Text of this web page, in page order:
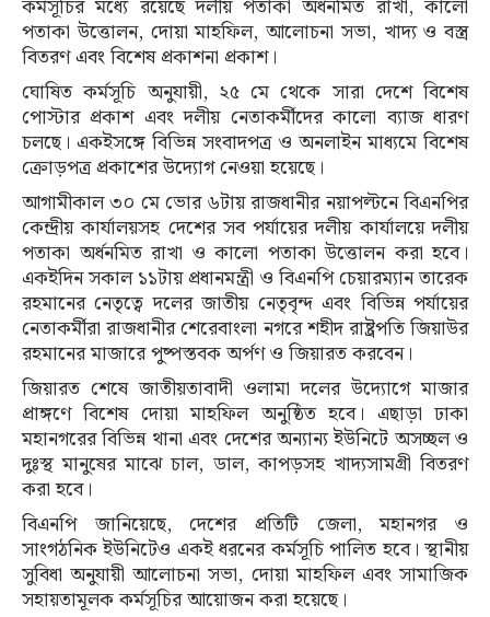
কর্মসূচির মধ্যে রয়েছে দলীয় পতাকা অর্ধনমিত রাখা, কালো
পতাকা উত্তোলন, দোয়া মাহফিল, আলোচনা সভা, খাদ্য ও বস্ত্র
বিতরণ এবং বিশেষ প্রকাশনা প্রকাশ।
ঘোষিত কর্মসূচি অনুযায়ী, ২৫ মে থেকে সারা দেশে বিশেষ
পোস্টার প্রকাশ এবং দলীয় নেতাকর্মীদের কালো ব্যাজ ধারণ
চলছে। একইসঙ্গে বিভিন্ন সংবাদপত্র ও অনলাইন মাধ্যমে বিশেষ
ক্রোড়পত্র প্রকাশের উদ্যোগ নেওয়া হয়েছে।
আগামীকাল ৩০ মে ভোর ৬টায় রাজধানীর নয়াপল্টনে বিএনপির
কেন্দ্রীয় কার্যালয়সহ দেশের সব পর্যায়ের দলীয় কার্যালয়ে দলীয়
পতাকা অর্ধনমিত রাখা ও কালো পতাকা উত্তোলন করা হবে।
একইদিন সকাল ১১টায় প্রধানমন্ত্রী ও বিএনপি চেয়ারম্যান তারেক
রহমানের নেতৃত্বে দলের জাতীয় নেতৃবৃন্দ এবং বিভিন্ন পর্যায়ের
নেতাকর্মীরা রাজধানীর শেরেবাংলা নগরে শহীদ রাষ্ট্রপতি জিয়াউর
রহমানের মাজারে পুষ্পস্তবক অর্পণ ও জিয়ারত করবেন।
জিয়ারত শেষে জাতীয়তাবাদী ওলামা দলের উদ্যোগে মাজার
প্রাঙ্গণে বিশেষ দোয়া মাহফিল অনুষ্ঠিত হবে। এছাড়া ঢাকা
মহানগরের বিভিন্ন থানা এবং দেশের অন্যান্য ইউনিটে অসচ্ছল ও
দুঃস্থ মানুষের মাঝে চাল, ডাল, কাপড়সহ খাদ্যসামগ্রী বিতরণ
করা হবে।
বিএনপি জানিয়েছে, দেশের প্রতিটি জেলা, মহানগর ও
সাংগঠনিক ইউনিটেও একই ধরনের কর্মসূচি পালিত হবে। স্থানীয়
সুবিধা অনুযায়ী আলোচনা সভা, দোয়া মাহফিল এবং সামাজিক
সহায়তামূলক কর্মসূচির আয়োজন করা হয়েছে।